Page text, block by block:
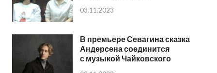
03.11.2023
В премьере Севагина сказка
Андерсена соединится
с музыкой Чайковского